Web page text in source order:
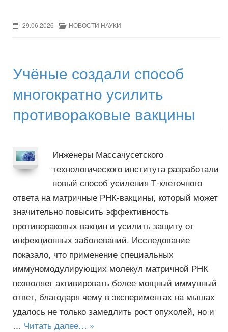
29.06.2026 НОВОСТИ НАУКИ
Учёные создали способ
многократно усилить
противораковые вакцины
Инженеры Массачусетского
технологического института разработали
новый способ усиления Т-клеточного
ответа на матричные РНК-вакцины, который может
значительно повысить эффективность
противораковых вакцин и усилить защиту от
инфекционных заболеваний. Исследование
показало, что применение специальных
иммуномодулирующих молекул матричной РНК
позволяет активировать более мощный иммунный
ответ, благодаря чему в экспериментах на мышах
удалось не только замедлить рост опухолей, но и
… Читать далее… »